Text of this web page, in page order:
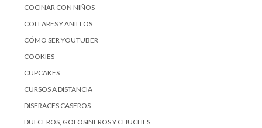
COCINAR CON NIÑOS
COLLARES Y ANILLOS
CÓMO SER YOUTUBER
COOKIES
CUPCAKES
CURSOS A DISTANCIA
DISFRACES CASEROS
DULCEROS, GOLOSINEROS Y CHUCHES